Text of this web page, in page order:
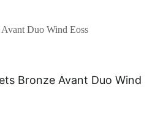
Avant Duo Wind Eoss